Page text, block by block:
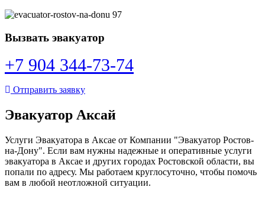
Вызвать эвакуатор
+7 904 344-73-74
Отправить заявку
Эвакуатор Аксай
Услуги Эвакуатора в Аксае от Компании "Эвакуатор Ростов-
на-Дону". Если вам нужны надежные и оперативные услуги
эвакуатора в Аксае и других городах Ростовской области, вы
попали по адресу. Мы работаем круглосуточно, чтобы помочь
вам в любой неотложной ситуации.